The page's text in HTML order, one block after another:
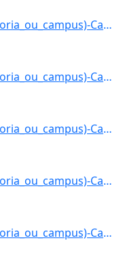
4: denominacao_da_unidade_(reitoria_ou_campus)-Campus_Campo_Grande-registro_do_imovel_no_SPIUnet-905101]
5: denominacao_da_unidade_(reitoria_ou_campus)-Campus_Corumba-registro_do_imovel_no_SPIUnet-90630046450]
6: denominacao_da_unidade_(reitoria_ou_campus)-Campus_Coxim-registro_do_imovel_no_SPIUnet-9065000515004]
7: denominacao_da_unidade_(reitoria_ou_campus)-Campus_Dourados-registro_do_imovel_no_SPIUnet-9073002125]
8: denominacao_da_unidade_(reitoria_ou_campus)-Campus_Jardim-registro_do_imovel_no_SPIUnet-909900033500]